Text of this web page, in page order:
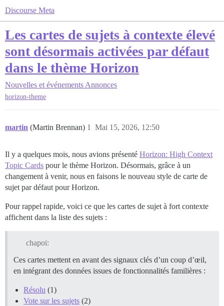
Discourse Meta
Les cartes de sujets à contexte élevé
sont désormais activées par défaut
dans le thème Horizon
Nouvelles et événements Annonces
horizon-theme
martin (Martin Brennan) Mai 15, 2026, 12:50
1
Il y a quelques mois, nous avions présenté Horizon: High Context
Topic Cards pour le thème Horizon. Désormais, grâce à un
changement à venir, nous en faisons le nouveau style de carte de
sujet par défaut pour Horizon.
Pour rappel rapide, voici ce que les cartes de sujet à fort contexte
affichent dans la liste des sujets :
chapoi:
Ces cartes mettent en avant des signaux clés d’un coup d’œil,
en intégrant des données issues de fonctionnalités familières :
Résolu (1)
Vote sur les sujets (2)